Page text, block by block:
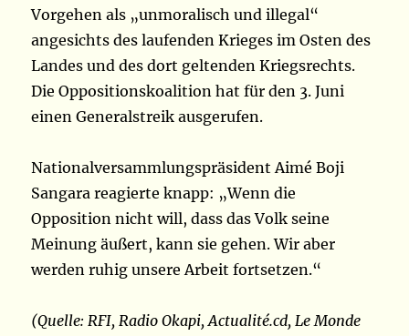
Vorgehen als „unmoralisch und illegal“
angesichts des laufenden Krieges im Osten des
Landes und des dort geltenden Kriegsrechts.
Die Oppositionskoalition hat für den 3. Juni
einen Generalstreik ausgerufen.
Nationalversammlungspräsident Aimé Boji
Sangara reagierte knapp: „Wenn die
Opposition nicht will, dass das Volk seine
Meinung äußert, kann sie gehen. Wir aber
werden ruhig unsere Arbeit fortsetzen.“
(Quelle: RFI, Radio Okapi, Actualité.cd, Le Monde